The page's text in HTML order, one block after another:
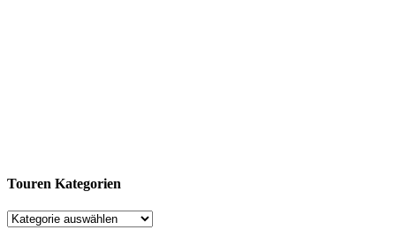
Touren Kategorien